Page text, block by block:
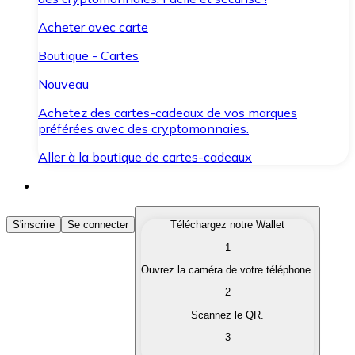
Acheter avec carte
Boutique - Cartes
Nouveau
Achetez des cartes-cadeaux de vos marques
préférées avec des cryptomonnaies.
Aller à la boutique de cartes-cadeaux
Acheter des Cryptomonnaies
Achetez les cryptomonnaies qui vous intéressent
Convertissez vos cryptomonnaies en monnaie
S'inscrire Se connecter
Téléchargez notre Wallet
1
Ouvrez la caméra de votre téléphone.
2
Scannez le QR.
3